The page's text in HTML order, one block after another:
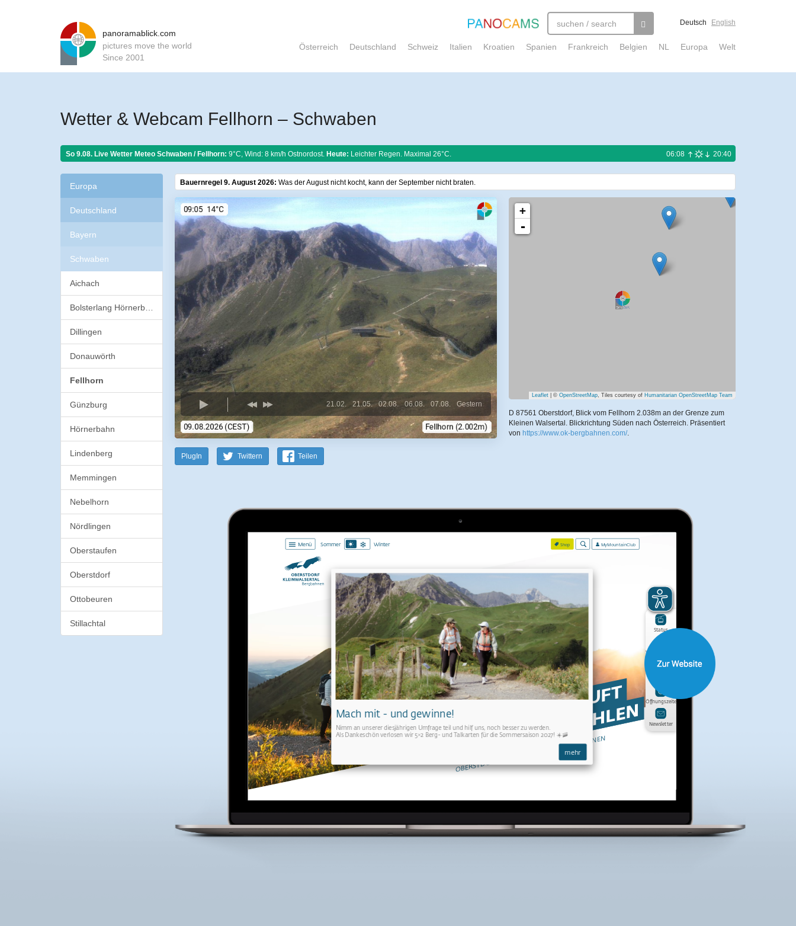
panoramablick.com
pictures move the world
Since 2001
Deutsch English
Österreich Deutschland Schweiz Italien Kroatien Spanien Frankreich Belgien NL Europa Welt
Wetter & Webcam Fellhorn – Schwaben
So 9.08. Live Wetter Meteo Schwaben / Fellhorn: 9°C, Wind: 8 km/h Ostnordost. Heute: Leichter Regen. Maximal 26°C. 06:08 20:40
Europa
Deutschland
Bayern
Schwaben
Aichach
Dillingen
Donauwörth
Fellhorn
Günzburg
Hörnerbahn
Lindenberg
Memmingen
Nebelhorn
Nördlingen
Oberstaufen
Oberstdorf
Ottobeuren
Stillachtal
Bauernregel 9. August 2026: Was der August nicht kocht, kann der September nicht braten.
Gestern
07.08.
06.08.
02.08.
21.05.
21.02.
+
-
Leaflet| © OpenStreetMap, Tiles courtesy of Humanitarian OpenStreetMap Team
D 87561 Oberstdorf, Blick vom Fellhorn 2.038m an der Grenze zum
Kleinen Walsertal. Blickrichtung Süden nach Österreich. Präsentiert
von https://www.ok-bergbahnen.com/.
PlugIn Twittern Teilen